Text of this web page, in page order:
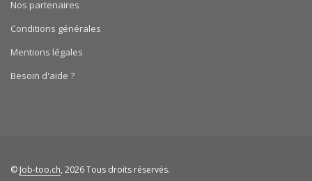
Nos partenaires
Conditions générales
Mentions légales
Besoin d'aide ?
© Job-too.ch, 2026 Tous droits réservés.